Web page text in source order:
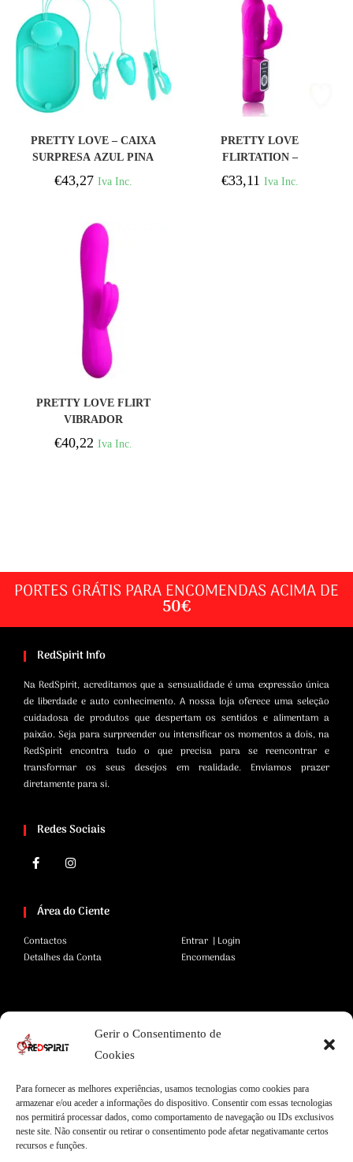
Gerir o Consentimento de
Cookies
Para fornecer as melhores experiências, usamos tecnologias como cookies para
armazenar e/ou aceder a informações do dispositivo. Consentir com essas tecnologias
nos permitirá processar dados, como comportamento de navegação ou IDs exclusivos
neste site. Não consentir ou retirar o consentimento pode afetar negativamante certos
recursos e funções.
PRETTY LOVE – CAIXA
SURPRESA AZUL PINA
DE ESTIMULAO
ELECTRO
€43,27 Iva Inc.
PRETTY LOVE
FLIRTATION –
VIBRADOR BODY-
TOUCH
€33,11 Iva Inc.
PRETTY LOVE FLIRT
VIBRADOR
ESTIMULADOR
BARRETE
€40,22 Iva Inc.
PORTES GRÁTIS PARA ENCOMENDAS ACIMA DE
50€
RedSpirit Info
Na RedSpirit, acreditamos que a sensualidade é uma expressão única
de liberdade e auto conhecimento. A nossa loja oferece uma seleção
cuidadosa de produtos que despertam os sentidos e alimentam a
paixão. Seja para surpreender ou intensificar os momentos a dois, na
RedSpirit encontra tudo o que precisa para se reencontrar e
transformar os seus desejos em realidade. Enviamos prazer
diretamente para si.
Redes Sociais
Área do Ciente
Contactos
Detalhes da Conta
Entrar | Login
Encomendas
Termos e Condições
Cookies
Livro de Reclamações
Garantias